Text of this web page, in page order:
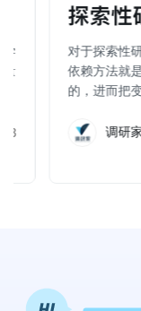
学
量
对于探索性
依赖方法就
的，进而把
化方法。调研